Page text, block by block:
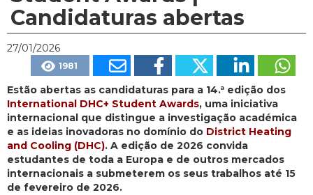
Candidaturas abertas
27/01/2026
1981
Estão abertas as candidaturas para a 14.ª edição dos
International DHC+ Student Awards, uma iniciativa
internacional que distingue a investigação académica
e as ideias inovadoras no domínio do District Heating
and Cooling (DHC). A edição de 2026 convida
estudantes de toda a Europa e de outros mercados
internacionais a submeterem os seus trabalhos até 15
de fevereiro de 2026.